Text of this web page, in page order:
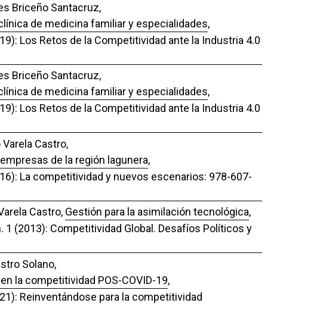
Briceño Santacruz,
de medicina familiar y especialidades,
Los Retos de la Competitividad ante la Industria 4.0
Briceño Santacruz,
de medicina familiar y especialidades,
Los Retos de la Competitividad ante la Industria 4.0
Castro,
de la región lagunera,
La competitividad y nuevos escenarios: 978-607-
Castro, Gestión para la asimilación tecnológica,
(2013): Competitividad Global. Desafíos Políticos y
Solano,
la competitividad POS-COVID-19,
Reinventándose para la competitividad